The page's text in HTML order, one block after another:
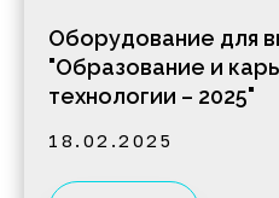
Оборудование для
"Образование и
технологии – 2025"
18.02.2025